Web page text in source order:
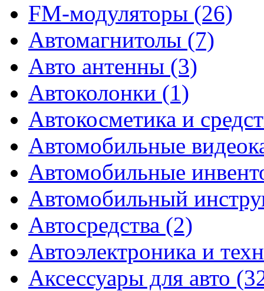
FM-модуляторы (26)
Автомагнитолы (7)
Авто антенны (3)
Автоколонки (1)
Автокосметика и
Автомобильные
Автомобильные
Автомобильный
Автосредства (2)
Автоэлектроника и
Аксессуары для авто